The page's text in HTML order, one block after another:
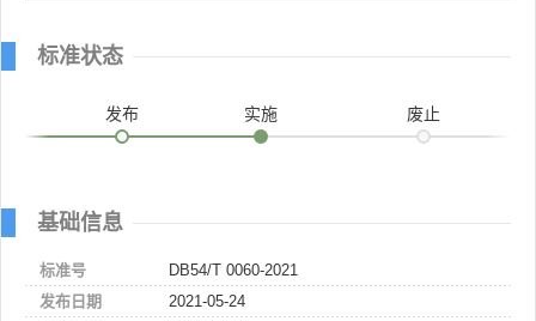
标准状态
发布 实施 废止
基础信息
标准号
DB54/T 0060-2021
发布日期
2021-05-24